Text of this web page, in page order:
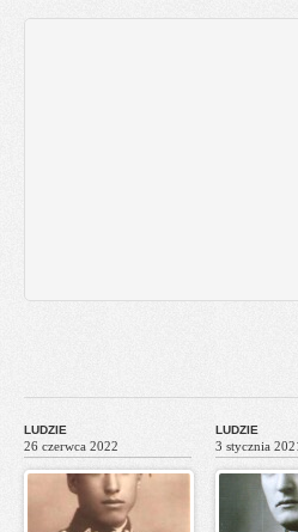
LUDZIE
26 czerwca 2022
LUDZIE
3 stycznia